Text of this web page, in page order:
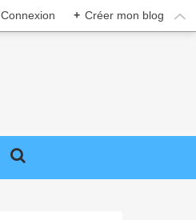
Connexion + Créer mon blog